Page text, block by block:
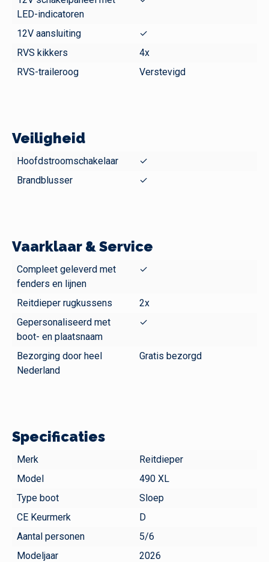
LED-indicatoren
12V aansluiting
✓
RVS kikkers
4x
RVS-traileroog
Verstevigd
Veiligheid
Hoofdstroomschakelaar
✓
Brandblusser
✓
Vaarklaar & Service
Compleet geleverd met
fenders en lijnen
✓
Reitdieper rugkussens
2x
Gepersonaliseerd met
boot- en plaatsnaam
✓
Bezorging door heel
Nederland
Gratis bezorgd
Specificaties
Merk
Reitdieper
Model
490 XL
Type boot
Sloep
CE Keurmerk
D
Aantal personen
5/6
Modeljaar
2026